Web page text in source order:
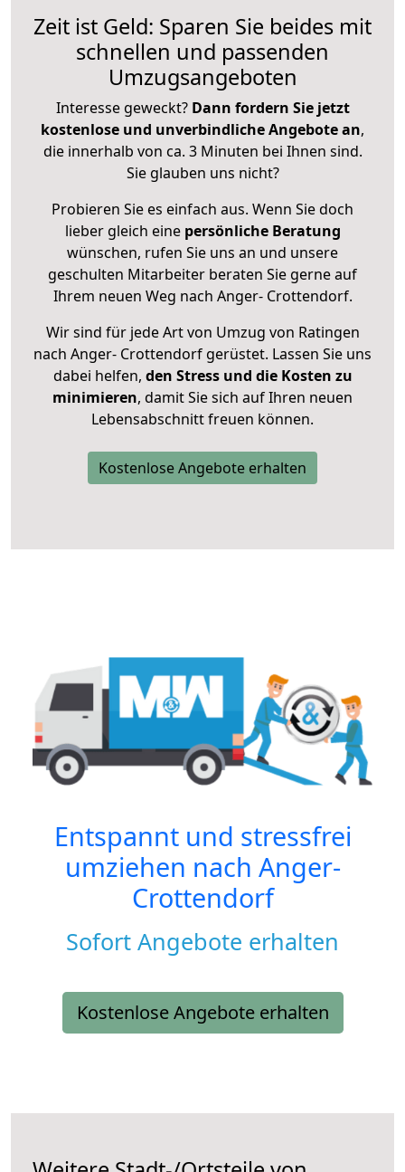
Zeit ist Geld: Sparen Sie beides mit
schnellen und passenden
Umzugsangeboten
Interesse geweckt? Dann fordern Sie jetzt
kostenlose und unverbindliche Angebote an,
die innerhalb von ca. 3 Minuten bei Ihnen sind.
Sie glauben uns nicht?
Probieren Sie es einfach aus. Wenn Sie doch
lieber gleich eine persönliche Beratung
wünschen, rufen Sie uns an und unsere
geschulten Mitarbeiter beraten Sie gerne auf
Ihrem neuen Weg nach Anger- Crottendorf.
Wir sind für jede Art von Umzug von Ratingen
nach Anger- Crottendorf gerüstet. Lassen Sie uns
dabei helfen, den Stress und die Kosten zu
minimieren, damit Sie sich auf Ihren neuen
Lebensabschnitt freuen können.
Kostenlose Angebote erhalten
Entspannt und stressfrei
umziehen nach Anger-
Crottendorf
Sofort Angebote erhalten
Kostenlose Angebote erhalten